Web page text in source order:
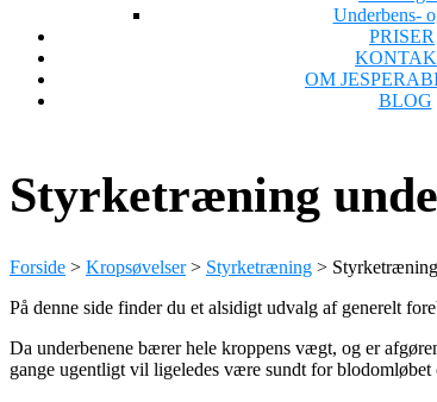
Underbens-
PRISER
OM
BLOG
Styrketræning
Forside > Kropsøvelser> Styrketræning >
På denne side finder du et alsidigt udvalg af generelt
Da underbenene bærer hele kroppens vægt, og er
gange ugentligt vil ligeledes være sundt for blodomløbet